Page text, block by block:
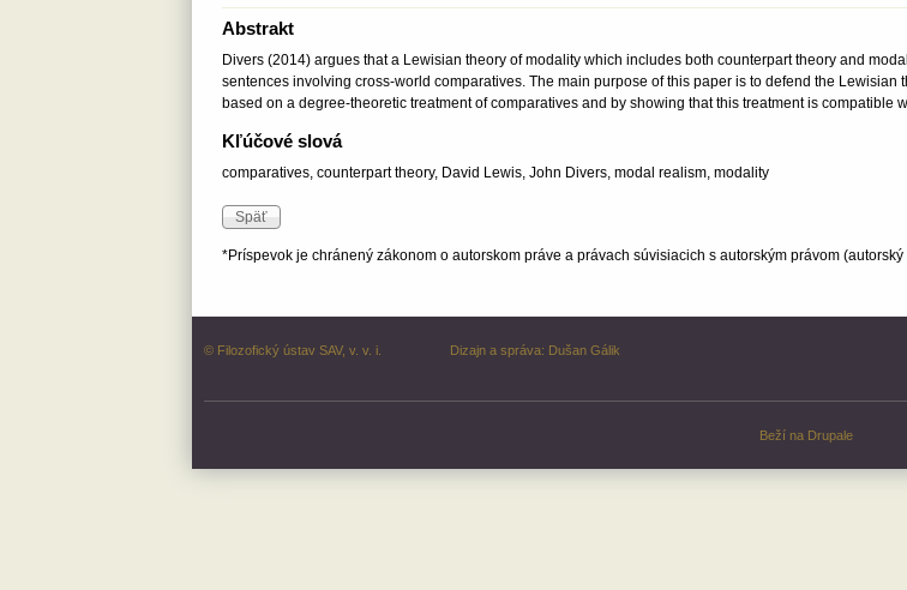
Abstrakt
Divers (2014) argues that a Lewisian theory of modality which includes both counterpart theory and
sentences involving cross-world comparatives. The main purpose of this paper is to defend the
based on a degree-theoretic treatment of comparatives and by showing that this treatment is compatible
Kľúčové slová
comparatives, counterpart theory, David Lewis, John Divers, modal realism, modality
*Príspevok je chránený zákonom o autorskom práve a právach súvisiacich s autorským právom (autorský
© Filozofický ústav SAV, v. v. i. Dizajn a správa: Dušan Gálik
Beží na Drupale